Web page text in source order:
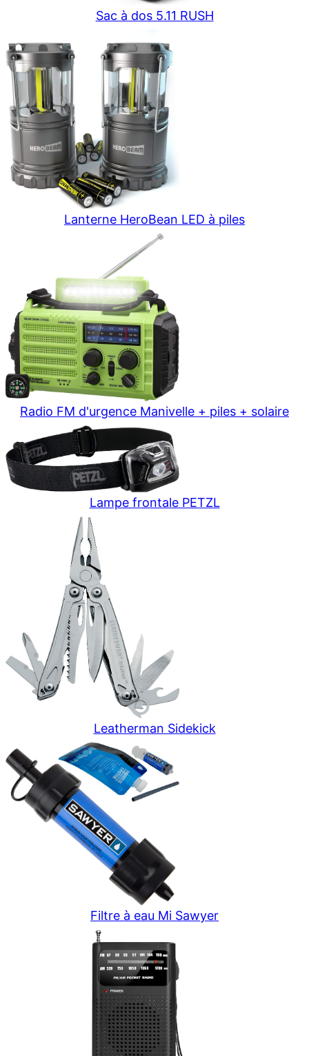
Sac à dos 5.11 RUSH
Lanterne HeroBean LED à piles
Radio FM d'urgence Manivelle + piles + solaire
Lampe frontale PETZL
Leatherman Sidekick
Filtre à eau Mi Sawyer